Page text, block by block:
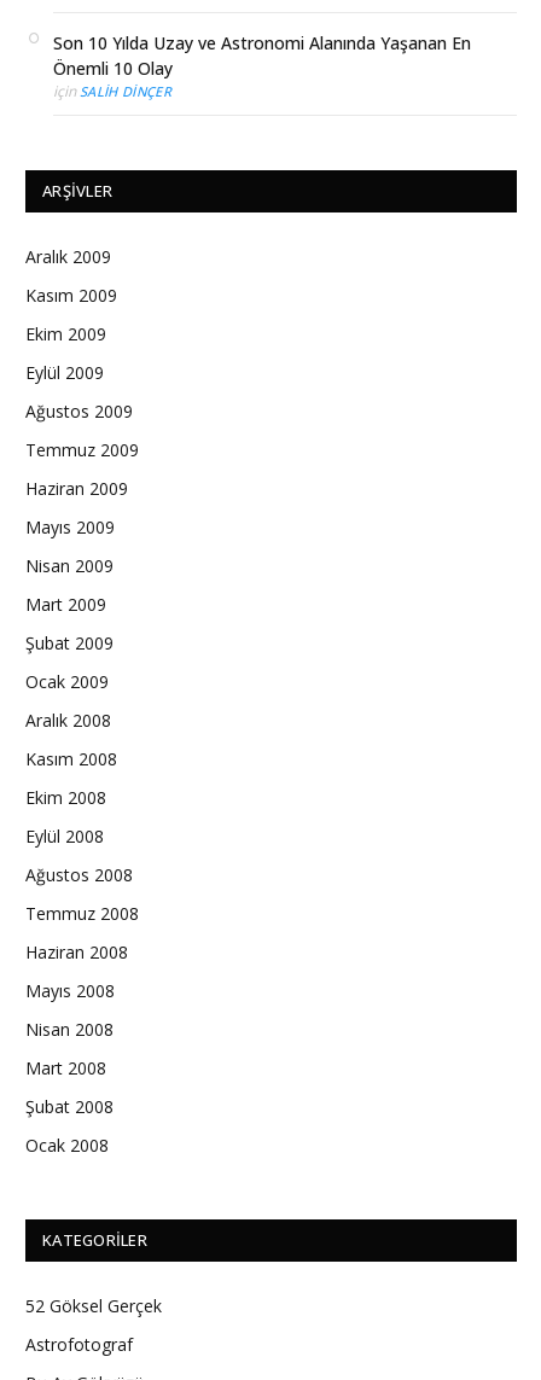
Son 10 Yılda Uzay ve Astronomi Alanında Yaşanan En
Önemli 10 Olay
için SALIH DINÇER
ARŞIVLER
Aralık 2009
Kasım 2009
Ekim 2009
Eylül 2009
Ağustos 2009
Temmuz 2009
Haziran 2009
Mayıs 2009
Nisan 2009
Mart 2009
Şubat 2009
Ocak 2009
Aralık 2008
Kasım 2008
Ekim 2008
Eylül 2008
Ağustos 2008
Temmuz 2008
Haziran 2008
Mayıs 2008
Nisan 2008
Mart 2008
Şubat 2008
Ocak 2008
KATEGORILER
52 Göksel Gerçek
Astrofotograf